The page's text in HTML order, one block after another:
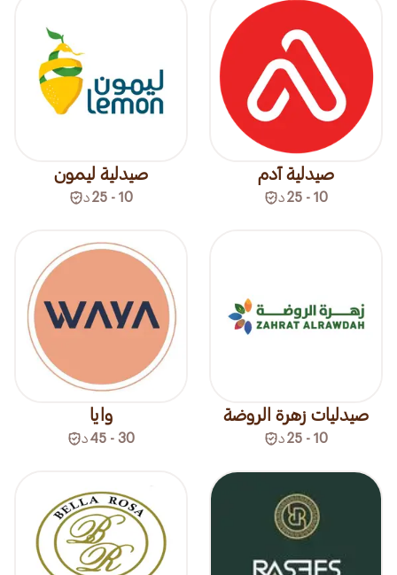
صيدلية آدم
10 - 25 د
صيدلية ليمون
10 - 25 د
صيدليات زهرة الروضة
10 - 25 د
وايا
30 - 45 د